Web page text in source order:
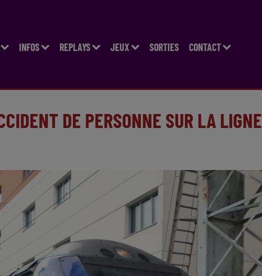
INFOS REPLAYS JEUX SORTIES CONTACT
DE PERSONNE SUR LA LIGNE